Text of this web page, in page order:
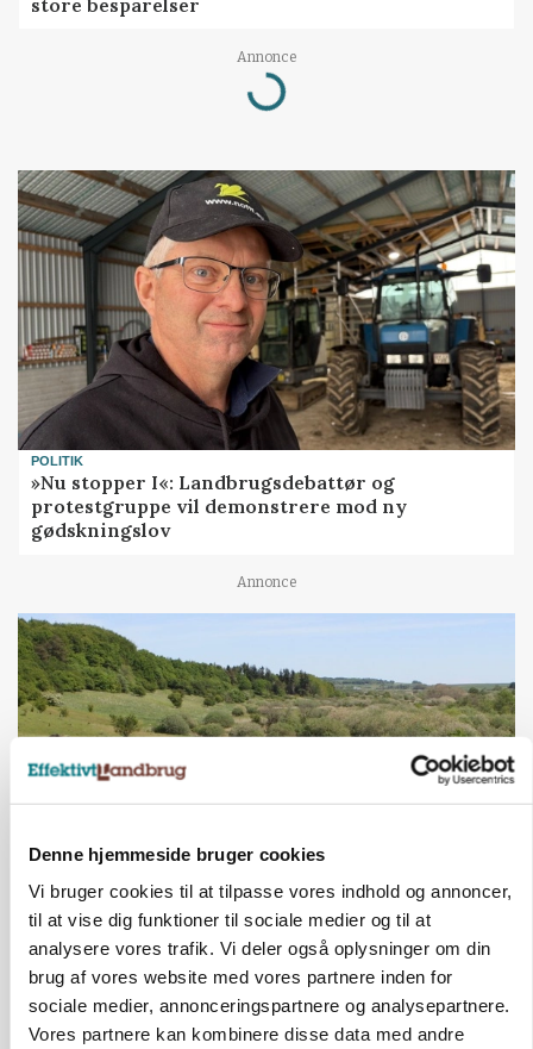
Denne hjemmeside bruger cookies
Vi bruger cookies til at tilpasse vores indhold og annoncer,
til at vise dig funktioner til sociale medier og til at
analysere vores trafik. Vi deler også oplysninger om din
brug af vores website med vores partnere inden for
sociale medier, annonceringspartnere og analysepartnere.
Vores partnere kan kombinere disse data med andre
Annonce
Loading...
POLITIK
»Nu stopper I«: Landbrugsdebattør og
protestgruppe vil demonstrere mod ny
gødskningslov
Annonce
Snart kan man søge tilskud til naturprojekter
Annonce
PLANTER